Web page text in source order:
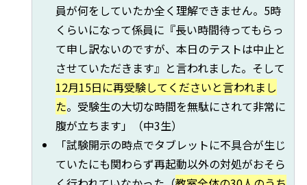
員が何をしていたか全く理解できません。5時
くらいになって係員に『長い時間待ってもらっ
て申し訳ないのですが、本日のテストは中止と
させていただきます』と言われました。そして
12月15日に再受験してくださいと言われまし
た。受験生の大切な時間を無駄にされて非常に
腹が立ちます」（中3生）
「試験開示の時点でタブレットに不具合が生じ
ていたにも関わらず再起動以外の対処がおそら